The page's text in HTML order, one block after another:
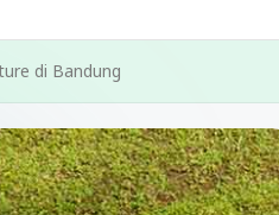
di Bandung